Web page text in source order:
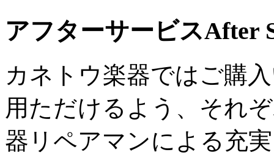
アフターサービスAfter
カネトウ楽器ではご購
用ただけるよう、それ
器リペアマンによる充